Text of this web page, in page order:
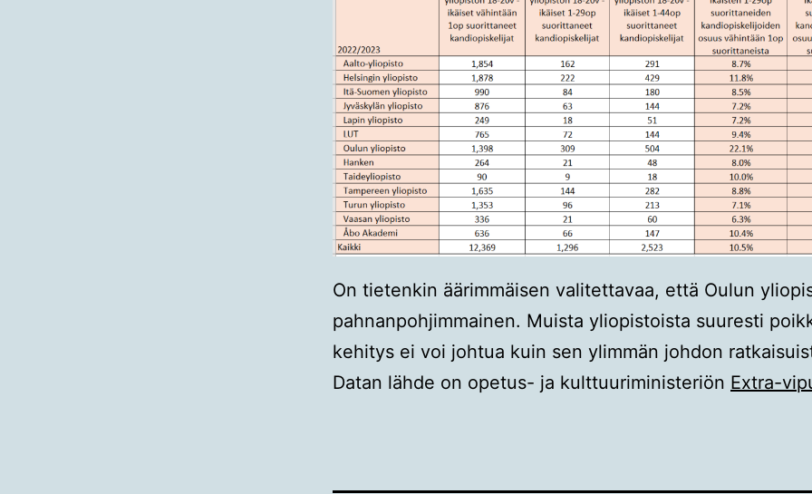
On tietenkin äärimmäisen valitettavaa, että Oulun
pahnanpohjimmainen. Muista yliopistoista suuresti
kehitys ei voi johtua kuin sen ylimmän johdon
Datan lähde on opetus- ja kulttuuriministeriön Extra-